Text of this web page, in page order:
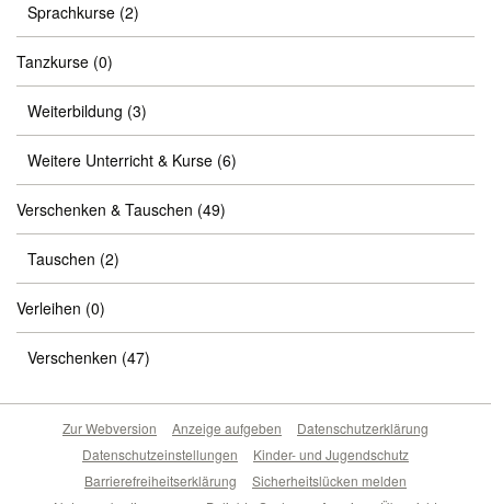
Sprachkurse (2)
Tanzkurse (0)
Weiterbildung (3)
Weitere Unterricht & Kurse (6)
Verschenken & Tauschen (49)
Tauschen (2)
Verleihen (0)
Verschenken (47)
Zur Webversion Anzeige aufgeben
Datenschutzerklärung
Datenschutzeinstellungen
Kinder- und Jugendschutz
Barrierefreiheitserklärung
Sicherheitslücken melden